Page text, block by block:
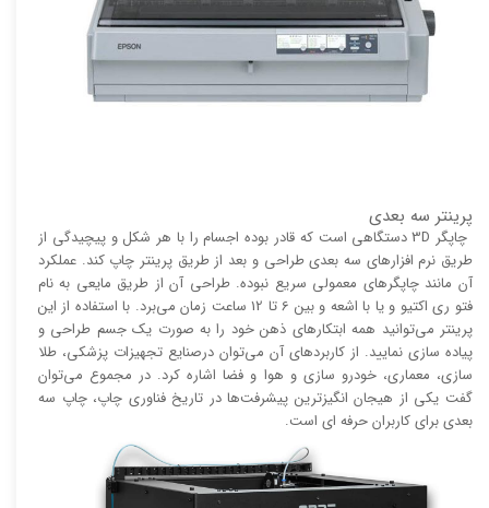
پرینتر سه بعدی
چاپگر 3D دستگاهی است که قادر بوده اجسام را با هر شکل و پیچیدگی از
طریق نرم افزار‌های سه بعدی طراحی و بعد از طریق پرینتر چاپ کند. عملکرد
آن مانند چاپگر‌های معمولی سریع نبوده. طراحی آن از طریق مایعی به نام
فتو ری اکتیو و یا با اشعه و بین 6 تا 12 ساعت زمان می‌برد. با استفاده از این
پرینتر می‌توانید همه ابتکار‌های ذهن خود را به صورت یک جسم طراحی و
پیاده سازی نمایید. از کاربرد‌های آن می‌توان درصنایع تجهیزات پزشکی، طلا
سازی، معماری، خودرو سازی و هوا و فضا اشاره کرد. در مجموع می‌توان
گفت یکی از هیجان انگیز‌‌ترین پیشرفت‌ها در تاریخ فناوری چاپ، چاپ سه
بعدی برای کاربران حرفه ای است.